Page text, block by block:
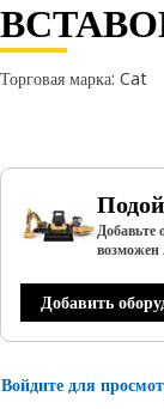
Торговая марка: Cat
Добавьте
возможен
Добавить
Войдите для